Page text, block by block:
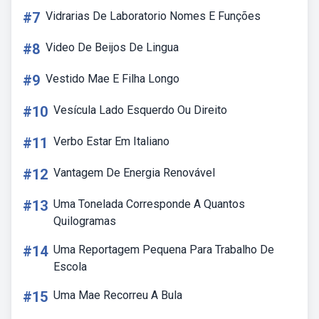
#7 Vidrarias De Laboratorio Nomes E Funções
#8 Video De Beijos De Lingua
#9 Vestido Mae E Filha Longo
#10 Vesícula Lado Esquerdo Ou Direito
#11 Verbo Estar Em Italiano
#12 Vantagem De Energia Renovável
#13 Uma Tonelada Corresponde A Quantos
Quilogramas
#14 Uma Reportagem Pequena Para Trabalho De
Escola
#15 Uma Mae Recorreu A Bula